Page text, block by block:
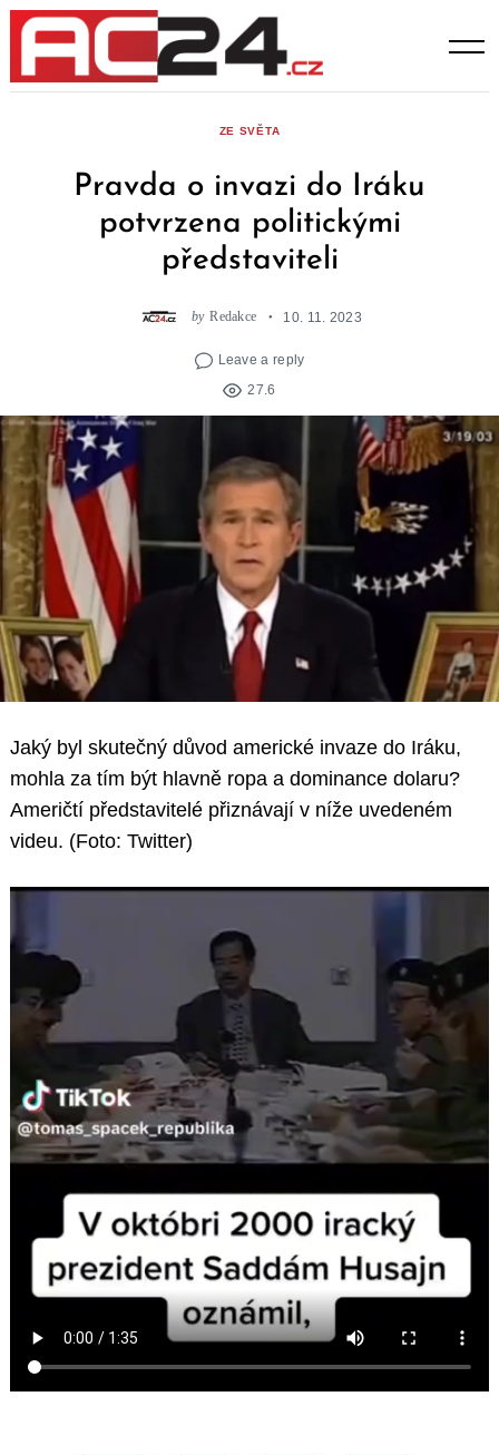
Skip
content
ZE SVĚTA
Pravda o invazi do Iráku
potvrzena politickými
představiteli
by Redakce 10. 11. 2023
Leave a reply
27.6
Jaký byl skutečný důvod americké invaze do Iráku,
mohla za tím být hlavně ropa a dominance dolaru?
Američtí představitelé přiznávají v níže uvedeném
videu. (Foto: Twitter)